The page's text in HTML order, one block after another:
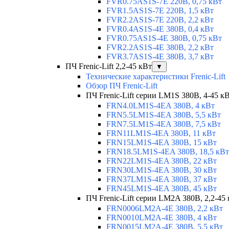
FVR1.5AS1S-7E 220В, 1,5 кВт
FVR2.2AS1S-7E 220В, 2,2 кВт
FVR0.4AS1S-4E 380В, 0,4 кВт
FVR0.75AS1S-4E 380В, 0,75 кВт
FVR2.2AS1S-4E 380В, 2,2 кВт
FVR3.7AS1S-4E 380В, 3,7 кВт
ПЧ Frenic-Lift 2,2-45 кВт
▼
Технические характеристики Frenic-Lift
Обзор ПЧ Frenic-Lift
ПЧ Frenic-Lift серии LM1S 380В, 4-45
FRN4.0LM1S-4EA 380В, 4 кВт
FRN5.5LM1S-4EA 380В, 5,5 кВт
FRN7.5LM1S-4EA 380В, 7,5 кВт
FRN11LM1S-4EA 380В, 11 кВт
FRN15LM1S-4EA 380В, 15 кВт
FRN18.5LM1S-4EA 380В, 18,5 кВт
FRN22LM1S-4EA 380В, 22 кВт
FRN30LM1S-4EA 380В, 30 кВт
FRN37LM1S-4EA 380В, 37 кВт
FRN45LM1S-4EA 380В, 45 кВт
ПЧ Frenic-Lift серии LM2A 380В, 2,2-45
FRN0006LM2A-4E 380В, 2,2 кВт
FRN0010LM2A-4E 380В, 4 кВт
FRN0015LM2A-4E 380В, 5,5 кВт